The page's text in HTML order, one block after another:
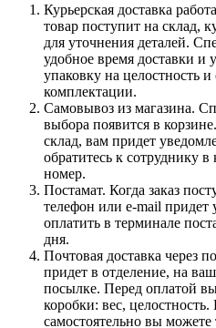
Курьерская доставка
товар поступит на склад,
для уточнения деталей.
удобное время доставки и
упаковку на целостность и
комплектации.
Самовывоз из магазина.
выбора появится в
склад, вам придет
обратитесь к сотруднику в
номер.
Постамат. Когда заказ
телефон или e-mail
оплатить в терминале
дня.
Почтовая доставка через
придет в отделение, на
посылке. Перед оплатой
коробки: вес,
самостоятельно вы можете